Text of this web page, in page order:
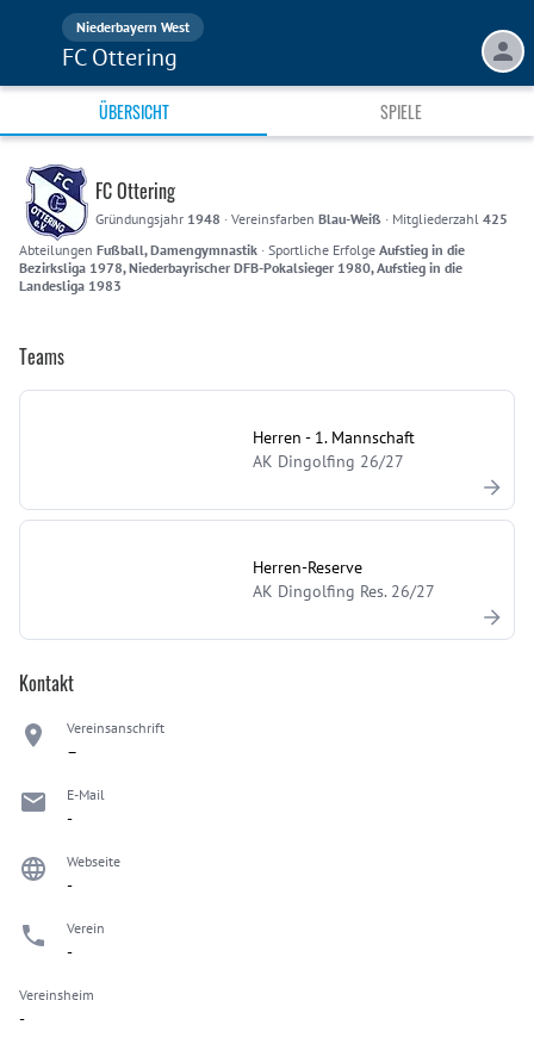
Niederbayern West
FC Ottering
ÜBERSICHT SPIELE
FC Ottering
Gründungsjahr 1948 · Vereinsfarben Blau-Weiß · Mitgliederzahl 425
Abteilungen Fußball, Damengymnastik · Sportliche Erfolge Aufstieg in die
Bezirksliga 1978, Niederbayrischer DFB-Pokalsieger 1980, Aufstieg in die
Landesliga 1983
Teams
Herren - 1. Mannschaft
AK Dingolfing 26/27
Herren-Reserve
AK Dingolfing Res. 26/27
Kontakt
Vereinsanschrift
–
E-Mail
-
Webseite
-
Verein
-
Vereinsheim
-